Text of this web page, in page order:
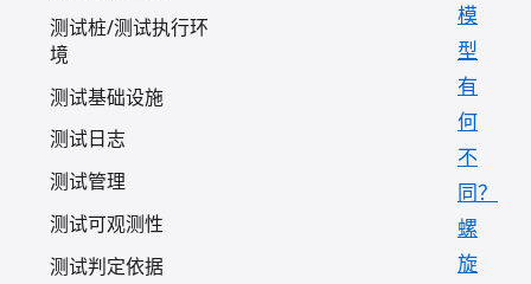
测试桩/测试执行环
境
测试基础设施
测试日志
测试管理
测试可观测性
测试判定依据
模
型
有
何
不
同？
螺
旋